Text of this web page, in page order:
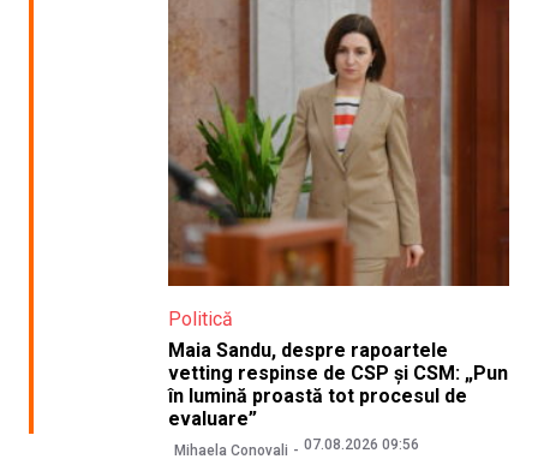
Politică
Maia Sandu, despre rapoartele
vetting respinse de CSP și CSM: „Pun
în lumină proastă tot procesul de
evaluare”
Mihaela Conovali 07.08.2026 09:56